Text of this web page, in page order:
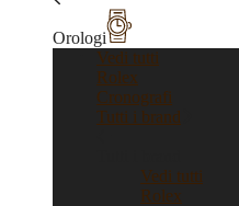
Orologi
Vedi tutti
Rolex
Cronografi
Tutti i brand
Vedi tutti
Rolex